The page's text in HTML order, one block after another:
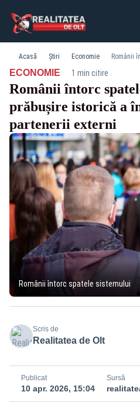
Acasă Știri Economie
ECONOMIE· 1 min citire
Românii întorc
prăbușire istorică a
partenerii externi
Românii întorc spatele sistemului
Scris de
Realitatea de Olt
Publicat
10 apr. 2026, 15:04
Sursă